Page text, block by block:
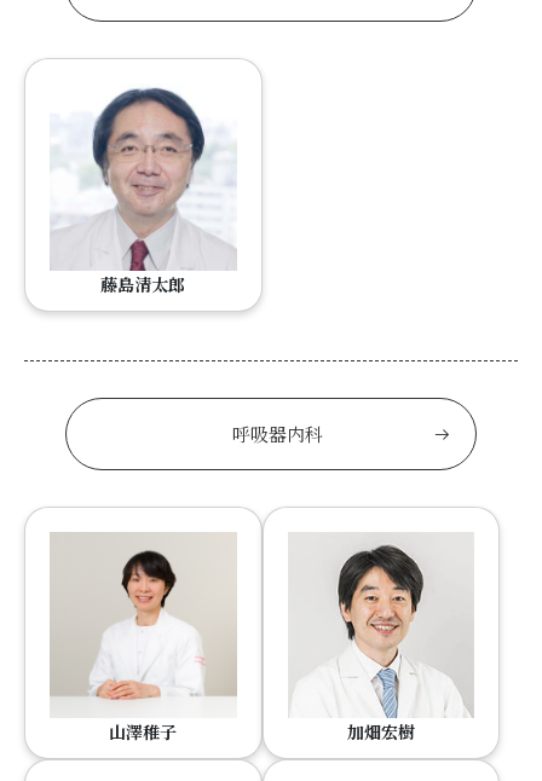
藤島清太郎
呼吸器内科
山澤稚子 加畑宏樹